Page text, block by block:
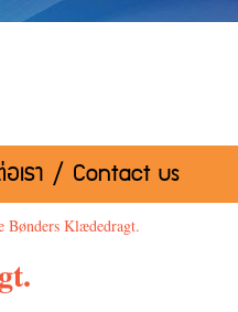
เรา / Contact us
Bønders Klædedragt.